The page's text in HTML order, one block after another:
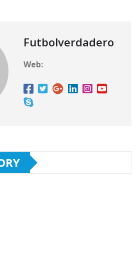
Futbolverdadero
Web: